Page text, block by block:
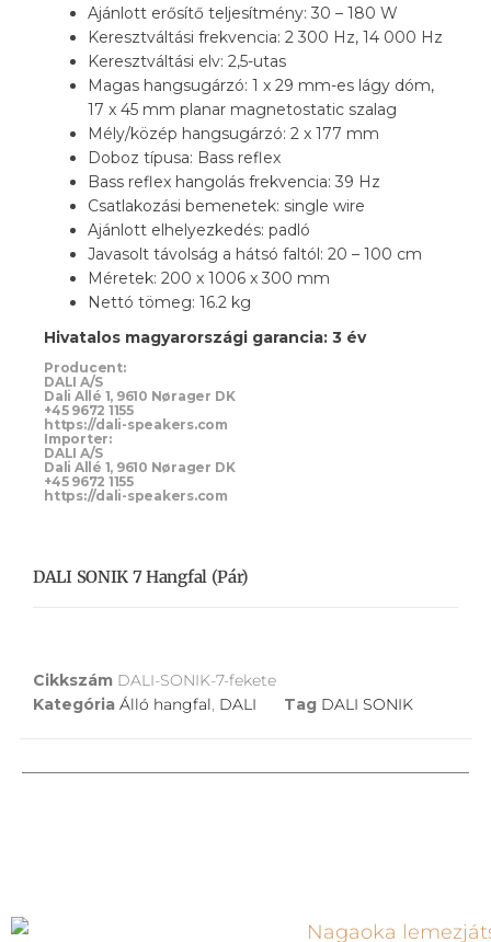
Ajánlott erősítő teljesítmény: 30 – 180 W
Keresztváltási frekvencia: 2 300 Hz, 14 000 Hz
Keresztváltási elv: 2,5-utas
Magas hangsugárzó: 1 x 29 mm-es lágy dóm,
17 x 45 mm planar magnetostatic szalag
Mély/közép hangsugárzó: 2 x 177 mm
Doboz típusa: Bass reflex
Bass reflex hangolás frekvencia: 39 Hz
Csatlakozási bemenetek: single wire
Ajánlott elhelyezkedés: padló
Javasolt távolság a hátsó faltól: 20 – 100 cm
Méretek: 200 x 1006 x 300 mm
Nettó tömeg: 16.2 kg
Hivatalos magyarországi garancia: 3 év
Producent:
DALI A/S
Dali Allé 1, 9610 Nørager DK
+45 9672 1155
https://dali-speakers.com
Importer:
DALI A/S
Dali Allé 1, 9610 Nørager DK
+45 9672 1155
https://dali-speakers.com
DALI SONIK 7 Hangfal (pár)
Cikkszám DALI-SONIK-7-fekete
Kategória Álló hangfal, DALI Tag DALI SONIK